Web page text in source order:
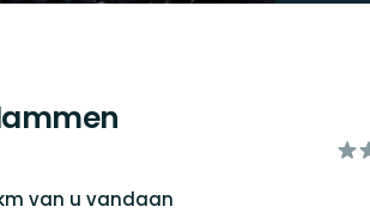
van
van u vandaan